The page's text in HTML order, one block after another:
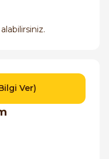
Ver)